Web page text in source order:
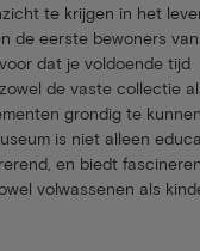
te krijgen in het
de eerste bewoners
dat je voldoende tijd
de vaste collectie
grondig te kunnen
is niet alleen
en biedt
volwassenen als